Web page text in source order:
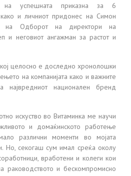
на успешната приказна за 6
и личниот придонес на Симон
на Одборот на директори на
и неговиот ангажман за растот и
целосно е доследно хронолошки
на компанијата како и важните
највредниот национален бренд
искуство во Витаминка ме научи
и домаќинското работење
различни моменти во мојата
Но, секогаш сум имал среќа околу
вработени и колеги кои
раководството и бескомпромисно